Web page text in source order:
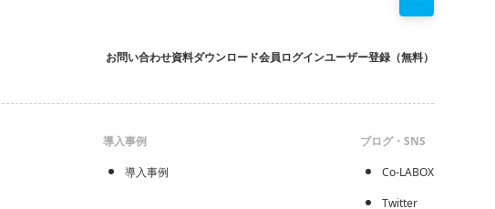
お問い合わせ資料ダウンロード会員ログインユーザー登録（無料）
導入事例
導入事例
ブログ・SNS
Co-LABOX
Twitter